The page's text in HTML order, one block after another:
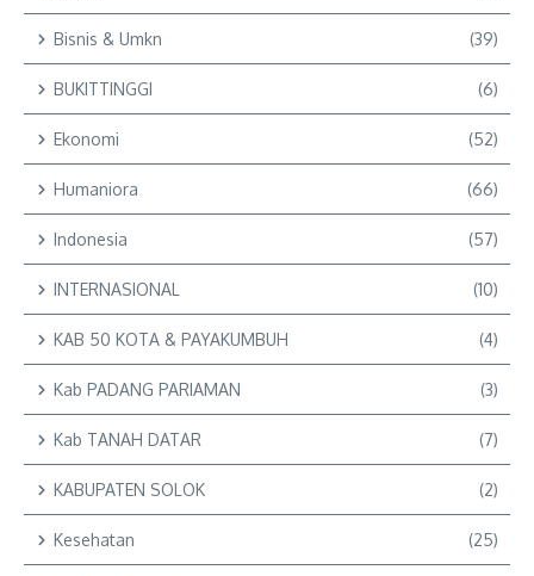
Bisnis & Umkn (39)
BUKITTINGGI (6)
Ekonomi (52)
Humaniora (66)
Indonesia (57)
INTERNASIONAL (10)
KAB 50 KOTA & PAYAKUMBUH (4)
Kab PADANG PARIAMAN (3)
Kab TANAH DATAR (7)
KABUPATEN SOLOK (2)
Kesehatan (25)